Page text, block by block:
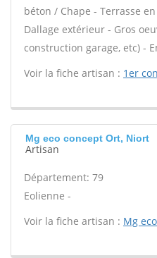
béton / Chape - Terrasse
Dallage extérieur - Gros
construction garage, etc) -
Voir la fiche artisan : 1er
Mg eco concept Ort, Niort
Artisan
Département: 79
Eolienne -
Voir la fiche artisan : Mg